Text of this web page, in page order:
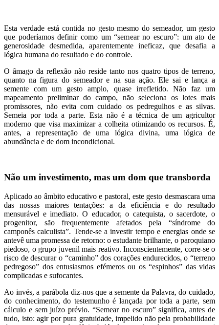
Esta verdade está contida no gesto mesmo do semeador, um gesto
que poderíamos definir como um “semear no escuro”: um ato de
generosidade desmedida, aparentemente ineficaz, que desafia a
lógica humana do resultado e do controle.
O âmago da reflexão não reside tanto nos quatro tipos de terreno,
quanto na figura do semeador e na sua ação. Ele sai e lança a
semente com um gesto amplo, quase irrefletido. Não faz um
mapeamento preliminar do campo, não seleciona os lotes mais
promissores, não evita com cuidado os pedregulhos e as silvas.
Semeia por toda a parte. Esta não é a técnica de um agricultor
moderno que visa maximizar a colheita otimizando os recursos. É,
antes, a representação de uma lógica divina, uma lógica de
abundância e de dom incondicional.
Não um investimento, mas um dom que transborda
Aplicado ao âmbito educativo e pastoral, este gesto desmascara uma
das nossas maiores tentações: a da eficiência e do resultado
mensurável e imediato. O educador, o catequista, o sacerdote, o
progenitor, são frequentemente afetados pela “síndrome do
camponês calculista”. Tende-se a investir tempo e energias onde se
antevê uma promessa de retorno: o estudante brilhante, o paroquiano
piedoso, o grupo juvenil mais reativo. Inconscientemente, corre-se o
risco de descurar o “caminho” dos corações endurecidos, o “terreno
pedregoso” dos entusiasmos efémeros ou os “espinhos” das vidas
complicadas e sufocantes.
Ao invés, a parábola diz-nos que a semente da Palavra, do cuidado,
do conhecimento, do testemunho é lançada por toda a parte, sem
cálculo e sem juízo prévio. “Semear no escuro” significa, antes de
tudo, isto: agir por pura gratuidade, impelido não pela probabilidade